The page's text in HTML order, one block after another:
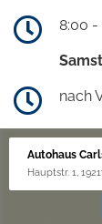
8:00 -
nach
Autohaus
Hauptstr. 1,